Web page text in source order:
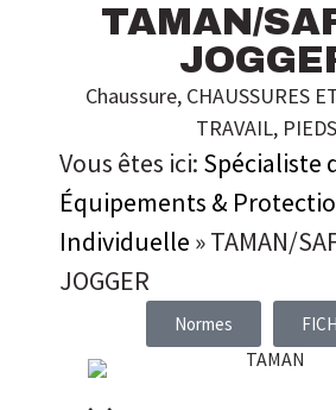
TAMAN/
Chaussure, CHAUSSURES
TRAVAIL, PIEDS
Vous êtes ici: Spécialiste
Équipements &
Individuelle »TAMAN/
JOGGER
Normes